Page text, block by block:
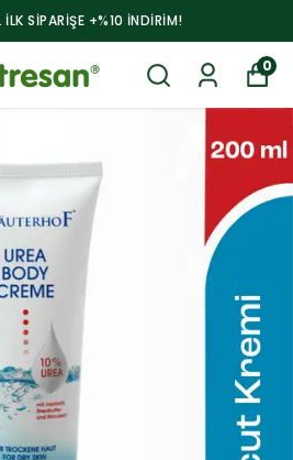
ILK SİPARİŞE +%10 İNDİRİM!
0